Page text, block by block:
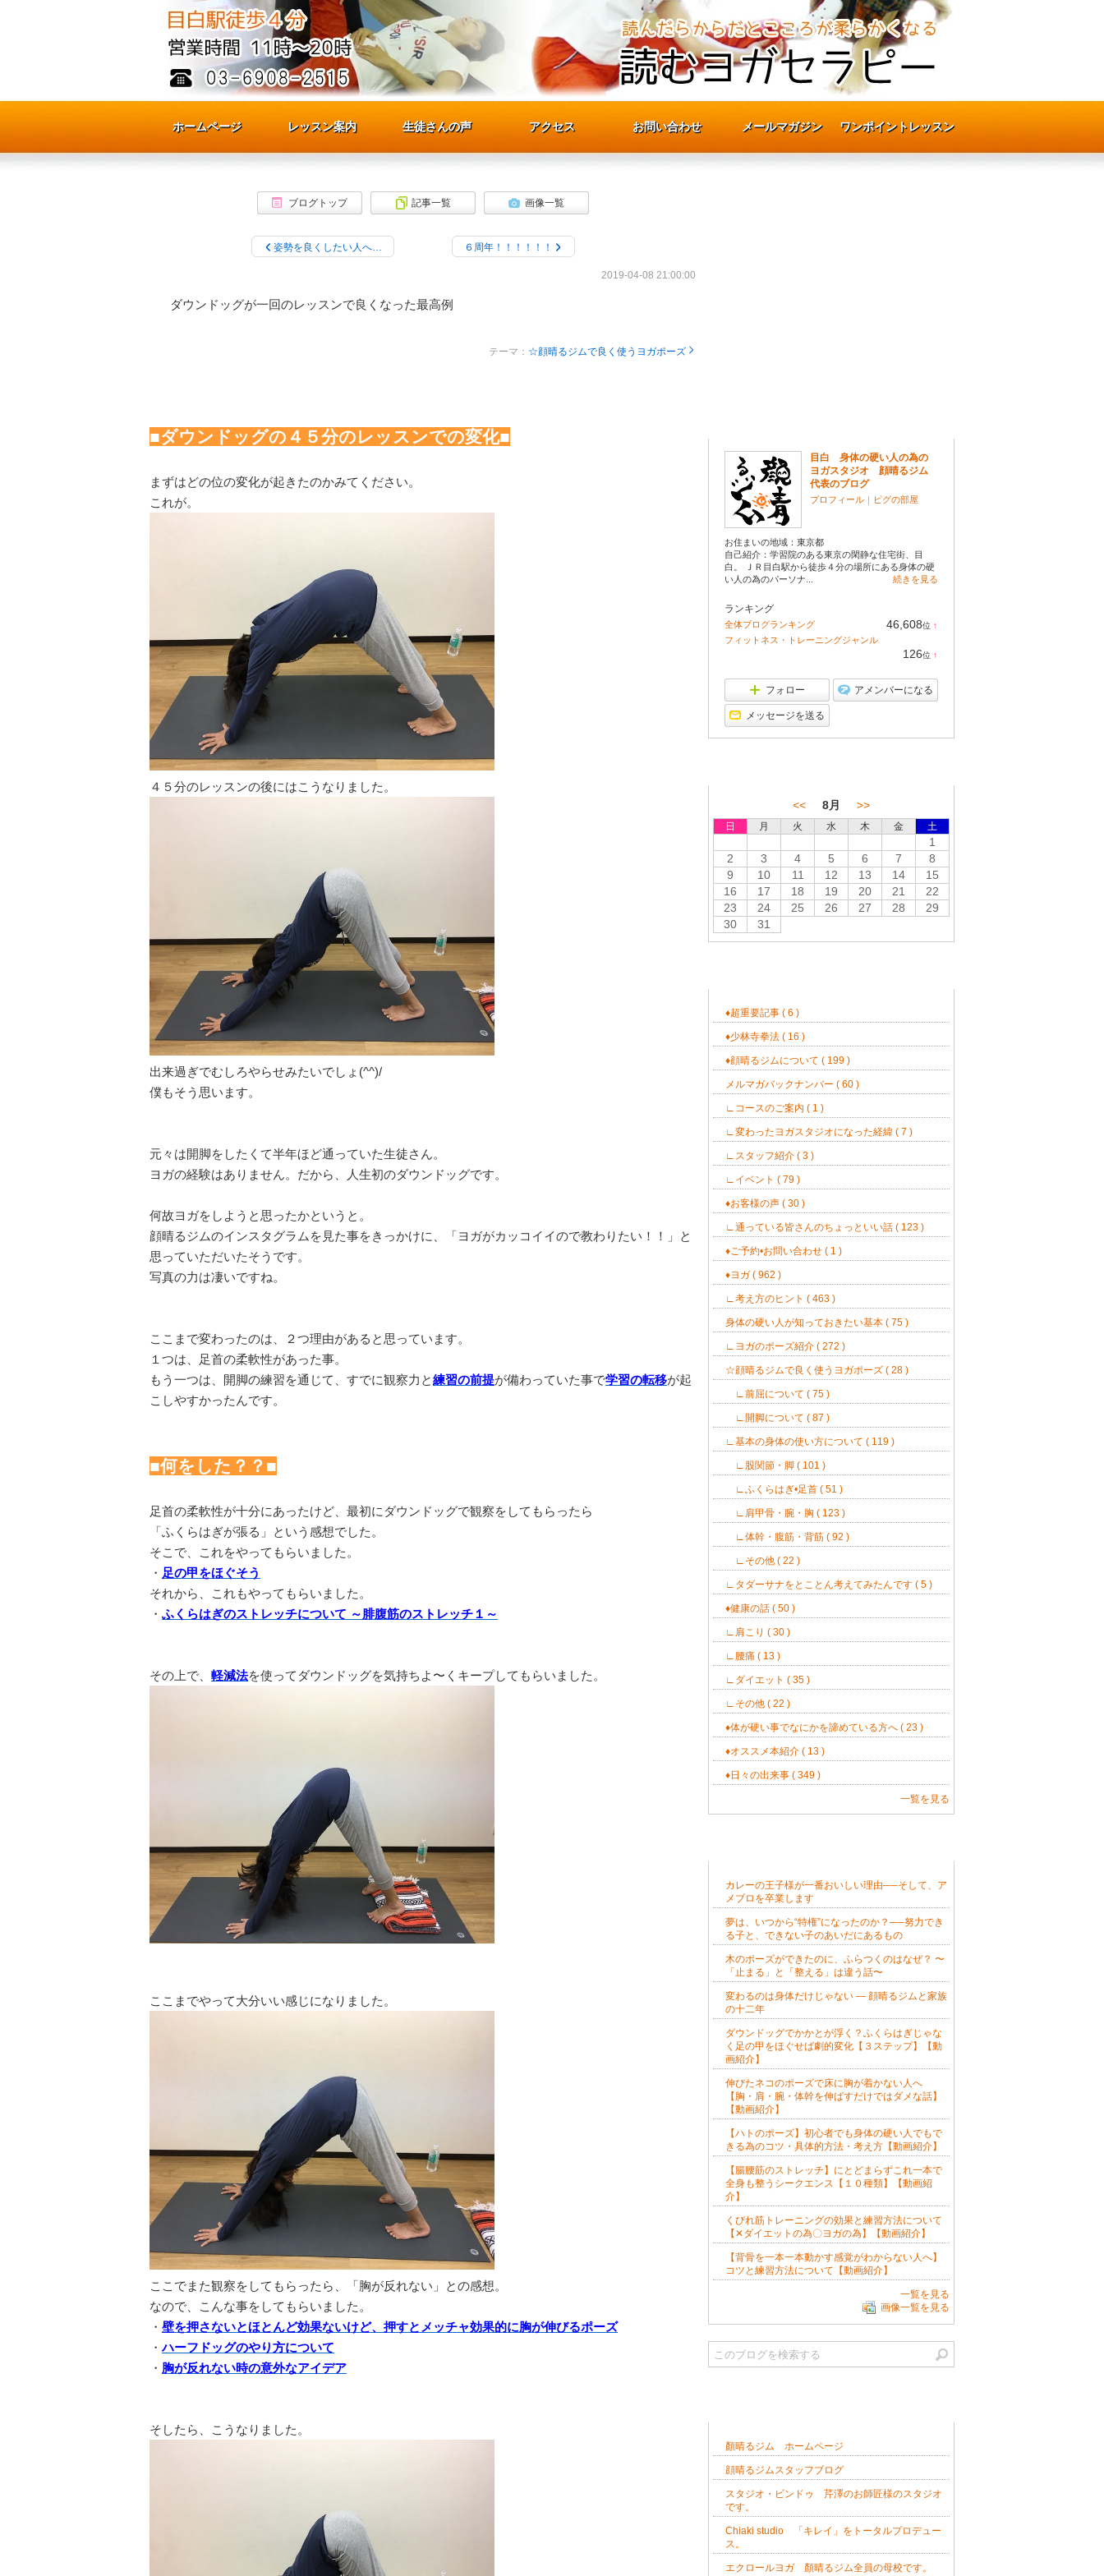
ブログトップ 記事一覧 画像一覧
姿勢を良くしたい人へ… ６周年！！！！！！
ダウンドッグが一回のレッスンで良くなった最高例
2019-04-08 21:00:00
テーマ： ☆顔晴るジムで良く使うヨガポーズ
■ダウンドッグの４５分のレッスンでの変化■
まずはどの位の変化が起きたのかみてください。
これが。
４５分のレッスンの後にはこうなりました。
出来過ぎでむしろやらせみたいでしょ(^^)/
僕もそう思います。
元々は開脚をしたくて半年ほど通っていた生徒さん。
ヨガの経験はありません。だから、人生初のダウンドッグです。
何故ヨガをしようと思ったかというと。
顔晴るジムのインスタグラムを見た事をきっかけに、「ヨガがカッコイイので教わりたい！！」と
思っていただいたそうです。
写真の力は凄いですね。
ここまで変わったのは、２つ理由があると思っています。
１つは、足首の柔軟性があった事。
もう一つは、開脚の練習を通じて、すでに観察力と練習の前提が備わっていた事で学習の転移が起
こしやすかったんです。
■何をした？？■
足首の柔軟性が十分にあったけど、最初にダウンドッグで観察をしてもらったら
「ふくらはぎが張る」という感想でした。
そこで、これをやってもらいました。
・ 足の甲をほぐそう
それから、これもやってもらいました。
・ ふくらはぎのストレッチについて ～腓腹筋のストレッチ１～
その上で、 軽減法を使ってダウンドッグを気持ちよ〜くキープしてもらいました。
ここまでやって大分いい感じになりました。
ここでまた観察をしてもらったら、「胸が反れない」との感想。
なので、こんな事をしてもらいました。
・ 壁を押さないとほとんど効果ないけど、押すとメッチャ効果的に胸が伸びるポーズ
・ハーフドッグのやり方について
・ 胸が反れない時の意外なアイデア
そしたら、こうなりました。
ホームページ レッスン案内 生徒さんの声 アクセス お問い合わせ メールマガジン ワンポイントレッスン
ホームページ レッスン案内 生徒さんの声 アクセス お問い合わせ メールマガジン ワンポイントレッスン
目白 身体の硬い人の為の
ヨガスタジオ 顔晴るジム
代表のブログ
プロフィール ｜ ピグの部屋
お住まいの地域： 東京都
自己紹介：学習院のある東京の閑静な住宅街、目
白。 ＪＲ目白駅から徒歩４分の場所にある身体の硬
い人の為のパーソナ...
続きを見る
ランキング
全体ブログランキング 46,608位 ↑
グ
昇
フィットネス・トレーニングジャンル
126位 ↑
フォロー アメンバーになる
メッセージを送る
<< 8月 >>
日 月 火 水 木 金 土
1
2
3 4 5 6 7
8
9
10 11 12 13 14
15
16
17 18 19 20 21
22
23
24 25 26 27 28
29
30
31
♦超重要記事 ( 6 )
♦少林寺拳法 ( 16 )
♦顔晴るジムについて ( 199 )
メルマガバックナンバー ( 60 )
∟コースのご案内 ( 1 )
∟変わったヨガスタジオになった経緯 ( 7 )
∟スタッフ紹介 ( 3 )
∟イベント ( 79 )
♦お客様の声 ( 30 )
∟通っている皆さんのちょっといい話 ( 123 )
♦ご予約•お問い合わせ ( 1 )
♦ヨガ ( 962 )
∟考え方のヒント ( 463 )
身体の硬い人が知っておきたい基本 ( 75 )
∟ヨガのポーズ紹介 ( 272 )
☆顔晴るジムで良く使うヨガポーズ ( 28 )
∟前屈について ( 75 )
∟開脚について ( 87 )
∟基本の身体の使い方について ( 119 )
∟股関節・脚 ( 101 )
∟ふくらはぎ•足首 ( 51 )
∟肩甲骨・腕・胸 ( 123 )
∟体幹・腹筋・背筋 ( 92 )
∟その他 ( 22 )
∟タダーサナをとことん考えてみたんです ( 5 )
♦健康の話 ( 50 )
∟肩こり ( 30 )
∟腰痛 ( 13 )
∟ダイエット ( 35 )
∟その他 ( 22 )
♦体が硬い事でなにかを諦めている方へ ( 23 )
♦オススメ本紹介 ( 13 )
♦日々の出来事 ( 349 )
一覧を見る
カレーの王子様が一番おいしい理由──そして、ア
メブロを卒業します
夢は、いつから“特権”になったのか？──努力でき
る子と、できない子のあいだにあるもの
木のポーズができたのに、ふらつくのはなぜ？ 〜
「止まる」と「整える」は違う話〜
変わるのは身体だけじゃない — 顔晴るジムと家族
の十二年
ダウンドッグでかかとが浮く？ふくらはぎじゃな
く足の甲をほぐせば劇的変化【３ステップ】【動
画紹介】
伸びたネコのポーズで床に胸が着かない人へ
【胸・肩・腕・体幹を伸ばすだけではダメな話】
【動画紹介】
【ハトのポーズ】初心者でも身体の硬い人でもで
きる為のコツ・具体的方法・考え方【動画紹介】
【腸腰筋のストレッチ】にとどまらずこれ一本で
全身も整うシークエンス【１０種類】【動画紹
介】
くびれ筋トレーニングの効果と練習方法について
【✕ダイエットの為〇ヨガの為】【動画紹介】
【背骨を一本一本動かす感覚がわからない人へ】
コツと練習方法について【動画紹介】
一覧を見る
画像一覧を見る
顏晴るジム ホームページ
顔晴るジムスタッフブログ
スタジオ・ビンドゥ 芹澤のお師匠様のスタジオ
です。
Chiaki studio 「キレイ」をトータルプロデュー
ス。
エクロールヨガ 顏晴るジム全員の母校です。